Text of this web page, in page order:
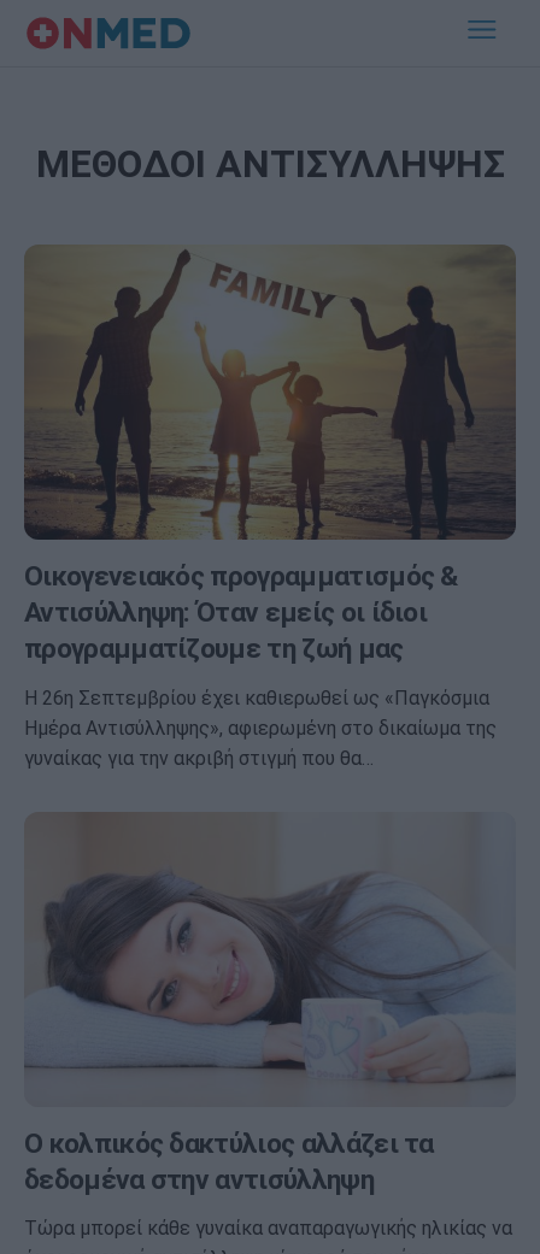
ΜΕΘΟΔΟΙ ΑΝΤΙΣΥΛΛΗΨΗΣ
Οικογενειακός προγραμματισμός &
Αντισύλληψη: Όταν εμείς οι ίδιοι
προγραμματίζουμε τη ζωή μας
Η 26η Σεπτεμβρίου έχει καθιερωθεί ως «Παγκόσμια
Ημέρα Αντισύλληψης», αφιερωμένη στο δικαίωμα της
γυναίκας για την ακριβή στιγμή που θα…
Ο κολπικός δακτύλιος αλλάζει τα
δεδομένα στην αντισύλληψη
Τώρα μπορεί κάθε γυναίκα αναπαραγωγικής ηλικίας να